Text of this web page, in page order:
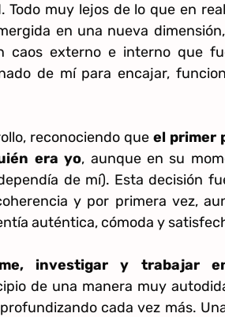
muy lejos de lo que en
en una nueva
caos externo e interno que
de mí para encajar,
reconociendo que el primer
era yo, aunque en su
de mí). Esta decisión
y por primera vez,
auténtica, cómoda y
investigar y trabajar
de una manera muy
cada vez más.